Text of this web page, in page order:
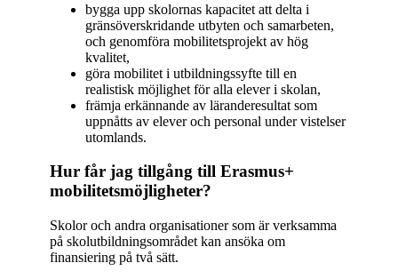
bygga upp skolornas kapacitet att delta i
gränsöverskridande utbyten och samarbeten,
och genomföra mobilitetsprojekt av hög
kvalitet,
göra mobilitet i utbildningssyfte till en
realistisk möjlighet för alla elever i skolan,
främja erkännande av läranderesultat som
uppnåtts av elever och personal under vistelser
utomlands.
Hur får jag tillgång till Erasmus+
mobilitetsmöjligheter?
Skolor och andra organisationer som är verksamma
på skolutbildningsområdet kan ansöka om
finansiering på två sätt.